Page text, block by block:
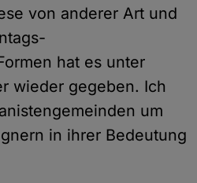
von anderer Art und
hat es unter
wieder gegeben. Ich
um
in ihrer Bedeutung